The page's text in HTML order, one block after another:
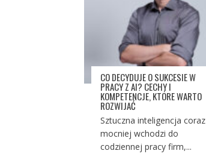
CO DECYDUJE O SUKCESIE W
PRACY Z AI? CECHY I
KOMPETENCJE, KTÓRE WARTO
ROZWIJAĆ
Sztuczna inteligencja coraz
mocniej wchodzi do
codziennej pracy firm,...